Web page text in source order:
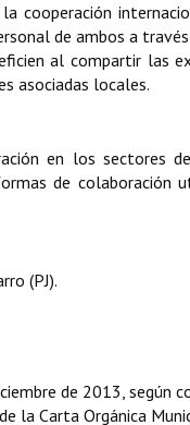
cooperación
de ambos a
al compartir las
asociadas locales.
en los sectores
de colaboración
(PJ).
de 2013, según
la Carta Orgánica